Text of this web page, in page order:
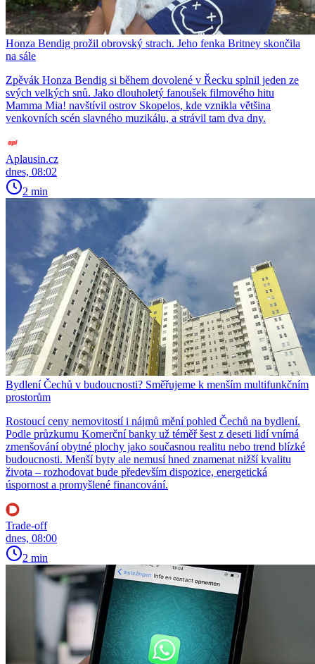
Honza Bendig prožil obrovský strach. Jeho fenka Britney skončila
na sále
Zpěvák Honza Bendig si během dovolené v Řecku splnil jeden ze
svých velkých snů. Jako dlouholetý fanoušek filmového hitu
Mamma Mia! navštívil ostrov Skopelos, kde vznikla většina
venkovních scén slavného muzikálu, a strávil tam dva dny.
Aplausin.cz
dnes, 08:02
2 min
Bydlení Čechů v budoucnosti? Směřujeme k menším multifunkčním
prostorům
Rostoucí ceny nemovitostí i nájmů mění pohled Čechů na bydlení.
Podle průzkumu Komerční banky už téměř šest z deseti lidí vnímá
zmenšování obytné plochy jako současnou realitu nebo trend blízké
budoucnosti. Menší byty ale nemusí hned znamenat nižší kvalitu
života – rozhodovat bude především dispozice, energetická
úspornost a promyšlené financování.
Trade-off
dnes, 08:00
2 min